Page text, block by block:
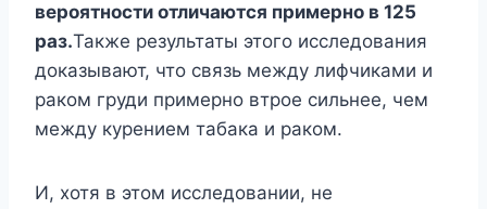
вероятности отличаются примерно в 125
раз.Также результаты этого исследования
доказывают, что связь между лифчиками и
раком груди примерно втрое сильнее, чем
между курением табака и раком.
И, хотя в этом исследовании, не